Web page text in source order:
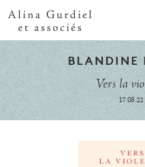
BLANDINE
Vers la
17.08.22